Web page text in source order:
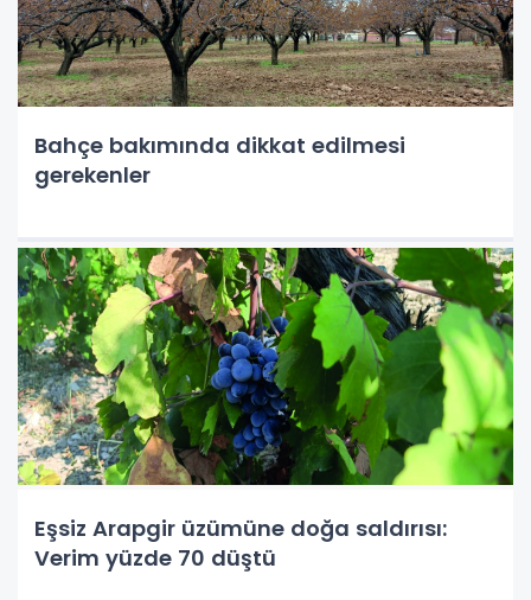
Bahçe bakımında dikkat edilmesi
gerekenler
Eşsiz Arapgir üzümüne doğa saldırısı:
Verim yüzde 70 düştü